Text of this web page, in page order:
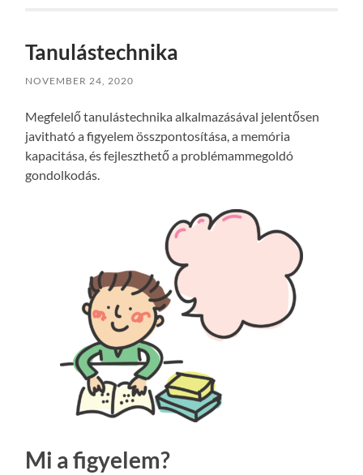
Tanulástechnika
NOVEMBER 24, 2020
Megfelelő tanulástechnika alkalmazásával jelentősen
javitható a figyelem összpontosítása, a memória
kapacitása, és fejleszthető a problémammegoldó
gondolkodás.
Mi a figyelem?